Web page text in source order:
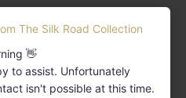
26 43 98